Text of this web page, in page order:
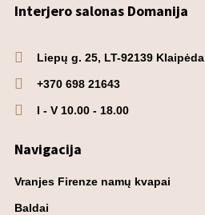
Interjero salonas Domanija
Liepų g. 25, LT-92139 Klaipėda
+370 698 21643
I - V 10.00 - 18.00
Navigacija
Vranjes Firenze namų kvapai
Baldai